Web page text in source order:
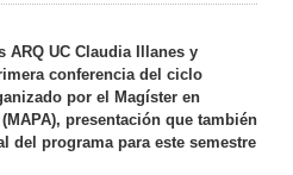
ARQ UC Claudia Illanes y
conferencia del ciclo
por el Magíster en
presentación que también
del programa para este semestre